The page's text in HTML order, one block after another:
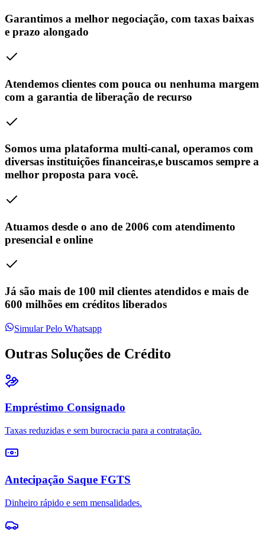
Garantimos a melhor negociação, com taxas baixas
e prazo alongado
Atendemos clientes com pouca ou nenhuma margem
com a garantia de liberação de recurso
Somos uma plataforma multi-canal, operamos com
diversas instituições financeiras,e buscamos sempre a
melhor proposta para você.
Atuamos desde o ano de 2006 com atendimento
presencial e online
Já são mais de 100 mil clientes atendidos e mais de
600 milhões em créditos liberados
Simular Pelo Whatsapp
Outras Soluções de Crédito
Empréstimo Consignado
Taxas reduzidas e sem burocracia para a contratação.
Antecipação Saque FGTS
Dinheiro rápido e sem mensalidades.